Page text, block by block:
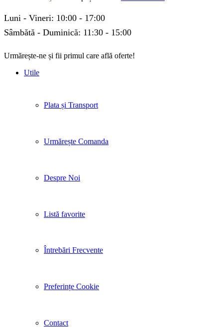
Luni - Vineri: 10:00 - 17:00
Sâmbătă - Duminică: 11:30 - 15:00
Urmărește-ne și fii primul care află oferte!
Utile
Plata și Transport
Urmărește Comanda
Despre Noi
Listă favorite
Întrebări Frecvente
Preferințe Cookie
Contact